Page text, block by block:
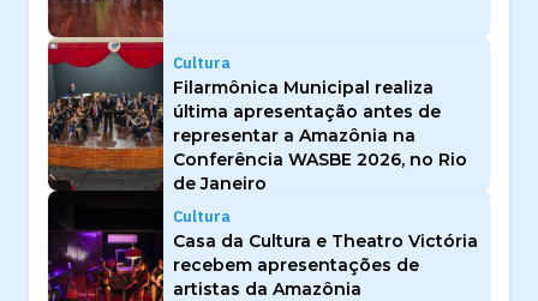
Cultura
Filarmônica Municipal realiza
última apresentação antes de
representar a Amazônia na
Conferência WASBE 2026, no Rio
de Janeiro
Cultura
Casa da Cultura e Theatro Victória
recebem apresentações de
artistas da Amazônia